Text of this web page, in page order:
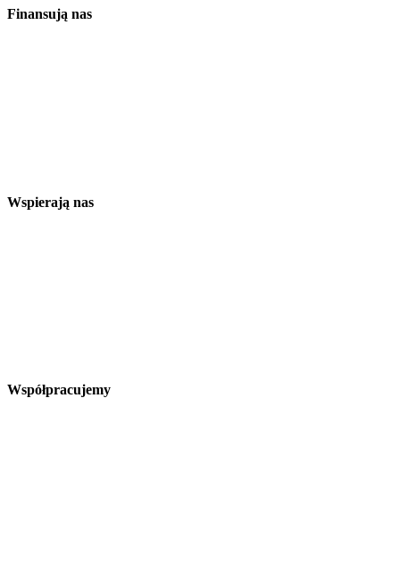
Finansują nas
Wspierają nas
Współpracujemy